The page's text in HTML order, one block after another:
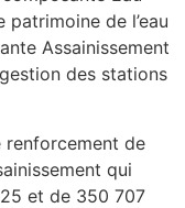
de l’eau
Assainissement
des stations
renforcement de
qui
et de 350 707